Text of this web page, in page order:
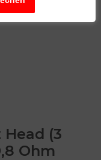
Head (3
Ohm